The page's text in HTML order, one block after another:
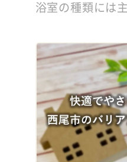
浴室の種類には